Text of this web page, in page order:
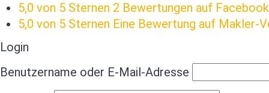
5,0 von 5 Sternen 2 Bewertungen auf Facebook
5,0 von 5 Sternen Eine Bewertung auf Makler-
Login
Benutzername oder E-Mail-Adresse